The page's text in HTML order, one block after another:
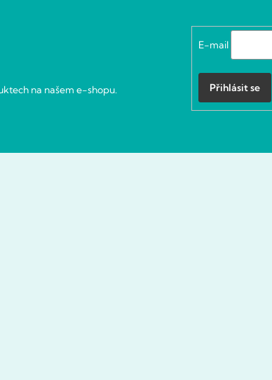
na našem e-shopu.
E-mail
Přihlásit se